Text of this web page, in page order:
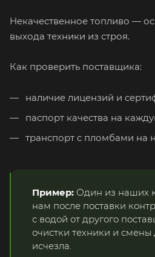
Некачественное топливо —
выхода техники из строя.
Как проверить поставщика:
наличие лицензий и
паспорт качества на
транспорт с пломбами на
Пример: Один из наших
нам после поставки
с водой от другого
очистки техники и
исчезла.